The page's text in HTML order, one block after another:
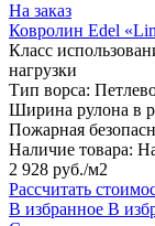
На заказ
Ковролин Edel
Класс
нагрузки
Тип ворса:
Ширина рулона в
Пожарная
Наличие товара:
2 928 руб./м2
Рассчитать
В избранное В